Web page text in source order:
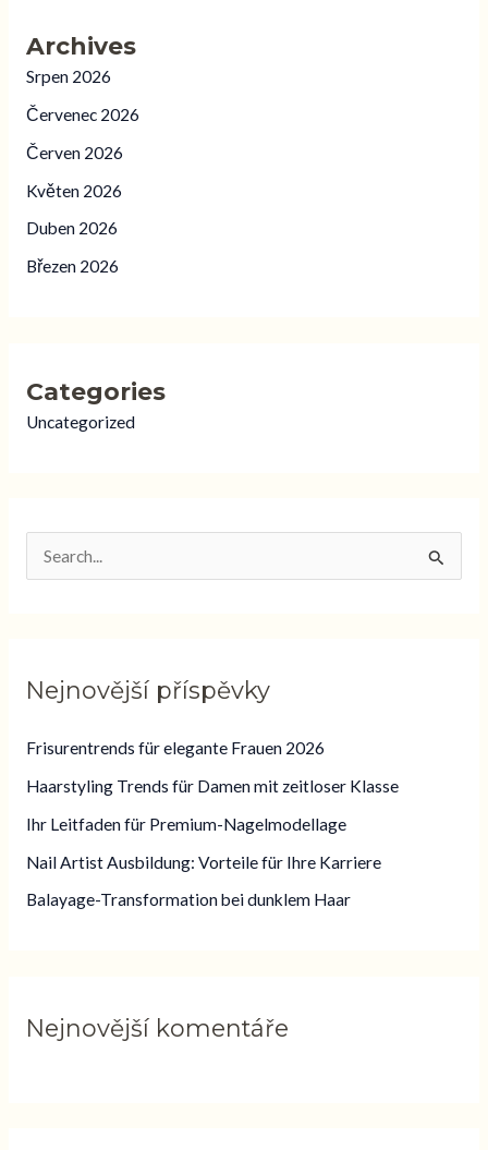
Archives
Srpen 2026
Červenec 2026
Červen 2026
Květen 2026
Duben 2026
Březen 2026
Categories
Uncategorized
e
t
p
r
o
Nejnovější příspěvky
Frisurentrends für elegante Frauen 2026
Haarstyling Trends für Damen mit zeitloser Klasse
Ihr Leitfaden für Premium-Nagelmodellage
Nail Artist Ausbildung: Vorteile für Ihre Karriere
Balayage-Transformation bei dunklem Haar
Nejnovější komentáře